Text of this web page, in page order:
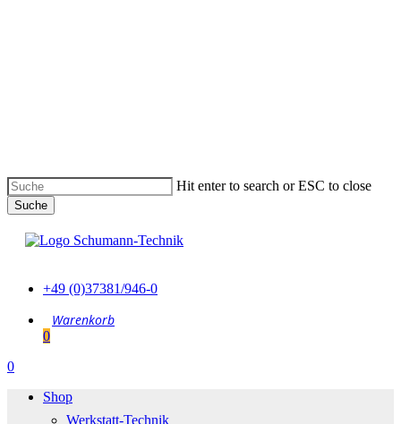
Hit enter to search or ESC to close
Suche
schließen
+49 (0)37381/946-0
0
Menu
0
Shop
Werkstatt-Technik